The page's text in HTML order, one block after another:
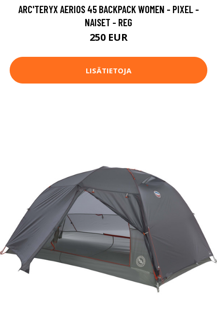
ARC'TERYX AERIOS 45 BACKPACK WOMEN - PIXEL -
NAISET - REG
250 EUR
LISÄTIETOJA